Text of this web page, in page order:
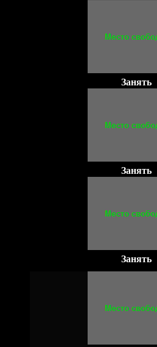
Занять
Занять
Занять